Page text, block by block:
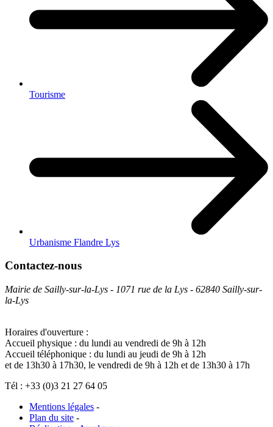
Tourisme
Urbanisme Flandre Lys
Contactez-nous
Mairie de Sailly-sur-la-Lys - 1071 rue de la Lys - 62840 Sailly-sur-
la-Lys
Horaires d'ouverture :
Accueil physique : du lundi au vendredi de 9h à 12h
Accueil téléphonique : du lundi au jeudi de 9h à 12h
et de 13h30 à 17h30, le vendredi de 9h à 12h et de 13h30 à 17h
Tél : +33 (0)3 21 27 64 05
Mentions légales -
Plan du site -